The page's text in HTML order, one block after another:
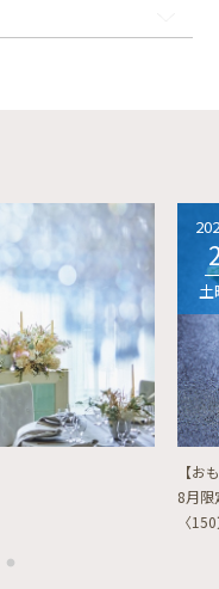
土
【お
8月限
〈